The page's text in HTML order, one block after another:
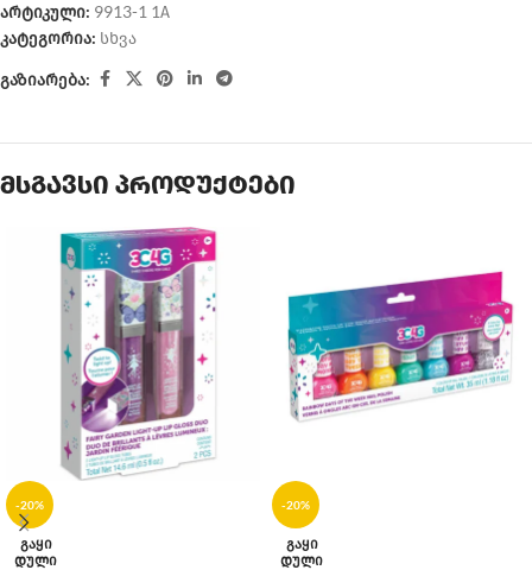
არტიკული: 9913-1 1А
კატეგორია: სხვა
გაზიარება:
მსგავსი პროდუქტები
-20%
ᲒᲐᲧᲘ
ᲓᲣᲚᲘ
-20%
ᲒᲐᲧᲘ
ᲓᲣᲚᲘ